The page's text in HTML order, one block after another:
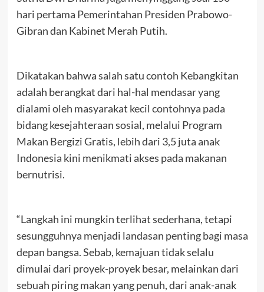
hari pertama Pemerintahan Presiden Prabowo-
Gibran dan Kabinet Merah Putih.
Dikatakan bahwa salah satu contoh Kebangkitan
adalah berangkat dari hal-hal mendasar yang
dialami oleh masyarakat kecil contohnya pada
bidang kesejahteraan sosial, melalui Program
Makan Bergizi Gratis, lebih dari 3,5 juta anak
Indonesia kini menikmati akses pada makanan
bernutrisi.
“Langkah ini mungkin terlihat sederhana, tetapi
sesungguhnya menjadi landasan penting bagi masa
depan bangsa. Sebab, kemajuan tidak selalu
dimulai dari proyek-proyek besar, melainkan dari
sebuah piring makan yang penuh, dari anak-anak